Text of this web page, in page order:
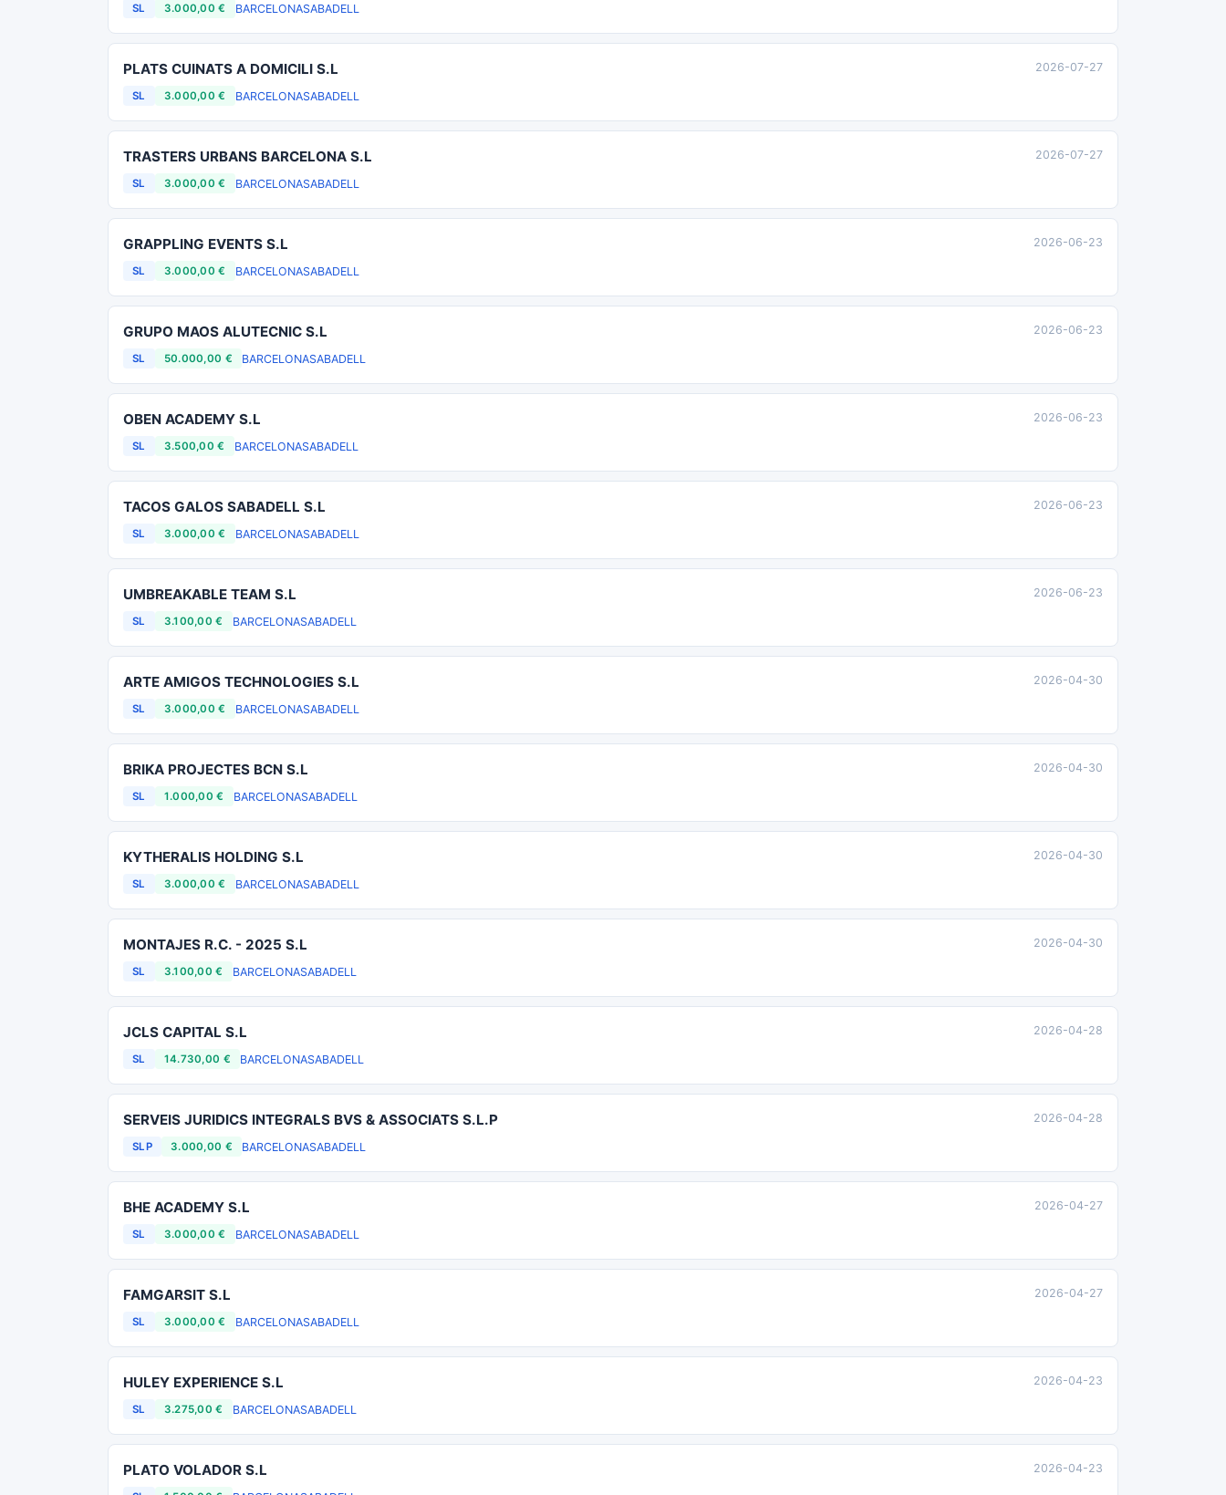
SL 3.000,00 € BARCELONASABADELL
PLATS CUINATS A DOMICILI S.L
SL 3.000,00 € BARCELONASABADELL
2026-07-27
TRASTERS URBANS BARCELONA S.L
SL 3.000,00 € BARCELONASABADELL
2026-07-27
GRAPPLING EVENTS S.L
SL 3.000,00 € BARCELONASABADELL
2026-06-23
GRUPO MAOS ALUTECNIC S.L
SL 50.000,00 € BARCELONASABADELL
2026-06-23
OBEN ACADEMY S.L
SL 3.500,00 € BARCELONASABADELL
2026-06-23
TACOS GALOS SABADELL S.L
SL 3.000,00 € BARCELONASABADELL
2026-06-23
UMBREAKABLE TEAM S.L
SL 3.100,00 € BARCELONASABADELL
2026-06-23
ARTE AMIGOS TECHNOLOGIES S.L
SL 3.000,00 € BARCELONASABADELL
2026-04-30
BRIKA PROJECTES BCN S.L
SL 1.000,00 € BARCELONASABADELL
2026-04-30
KYTHERALIS HOLDING S.L
SL 3.000,00 € BARCELONASABADELL
2026-04-30
MONTAJES R.C. - 2025 S.L
SL 3.100,00 € BARCELONASABADELL
2026-04-30
JCLS CAPITAL S.L
SL 14.730,00 € BARCELONASABADELL
2026-04-28
SERVEIS JURIDICS INTEGRALS BVS & ASSOCIATS S.L.P
SLP 3.000,00 € BARCELONASABADELL
2026-04-28
BHE ACADEMY S.L
SL 3.000,00 € BARCELONASABADELL
2026-04-27
FAMGARSIT S.L
SL 3.000,00 € BARCELONASABADELL
2026-04-27
HULEY EXPERIENCE S.L
SL 3.275,00 € BARCELONASABADELL
2026-04-23
PLATO VOLADOR S.L 2026-04-23